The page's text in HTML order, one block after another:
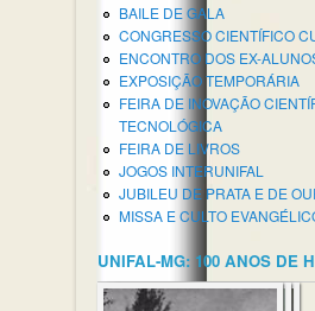
BAILE DE GALA
CONGRESSO CIENTÍFICO
ENCONTRO DOS EX-
EXPOSIÇÃO TEMPORÁRIA
FEIRA DE INOVAÇÃO
TECNOLÓGICA
FEIRA DE LIVROS
JOGOS INTERUNIFAL
JUBILEU DE PRATA E DE
MISSA E CULTO
UNIFAL-MG: 100 ANOS DE